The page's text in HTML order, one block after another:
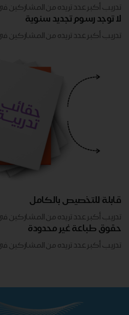
تدريب أكبر عدد تريده من المشاركين
لا توجد رسوم تجديد سنوية
تدريب أكبر عدد تريده من المشاركين
قابلة للتخصيص بالكامل
تدريب أكبر عدد تريده من المشاركين
حقوق طباعة غير محدودة
تدريب أكبر عدد تريده من المشاركين